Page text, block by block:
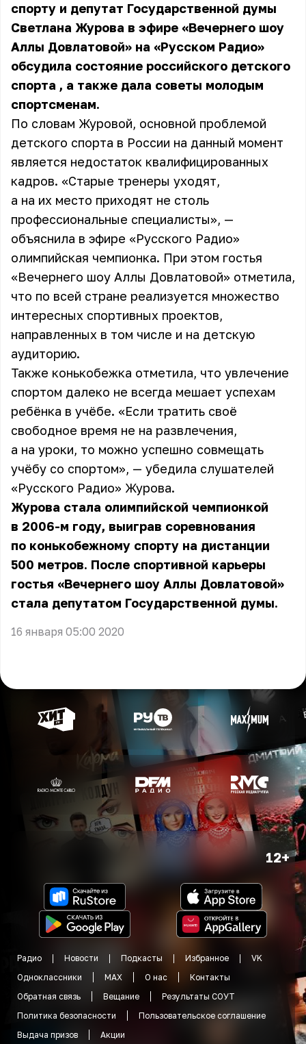
спорту и депутат Государственной думы
Светлана Журова в эфире «Вечернего шоу
Аллы Довлатовой» на «Русском Радио»
обсудила состояние российского детского
спорта , а также дала советы молодым
спортсменам.
По словам Журовой, основной проблемой
детского спорта в России на данный момент
является недостаток квалифицированных
кадров. «Старые тренеры уходят,
а на их место приходят не столь
профессиональные специалисты», —
объяснила в эфире «Русского Радио»
олимпийская чемпионка. При этом гостья
«Вечернего шоу Аллы Довлатовой» отметила,
что по всей стране реализуется множество
интересных спортивных проектов,
направленных в том числе и на детскую
аудиторию.
Также конькобежка отметила, что увлечение
спортом далеко не всегда мешает успехам
ребёнка в учёбе. «Если тратить своё
свободное время не на развлечения,
а на уроки, то можно успешно совмещать
учёбу со спортом», — убедила слушателей
«Русского Радио» Журова.
Журова стала олимпийской чемпионкой
в 2006-м году, выиграв соревнования
по конькобежному спорту на дистанции
500 метров. После спортивной карьеры
гостья «Вечернего шоу Аллы Довлатовой»
стала депутатом Государственной думы.
16 января 05:00 2020
12+
Радио Новости Подкасты Избранное
VK
Одноклассники
MAX О нас
Контакты
Обратная связь
Вещание
Результаты СОУТ
Политика безопасности
Пользовательское соглашение
Выдача призов
Акции